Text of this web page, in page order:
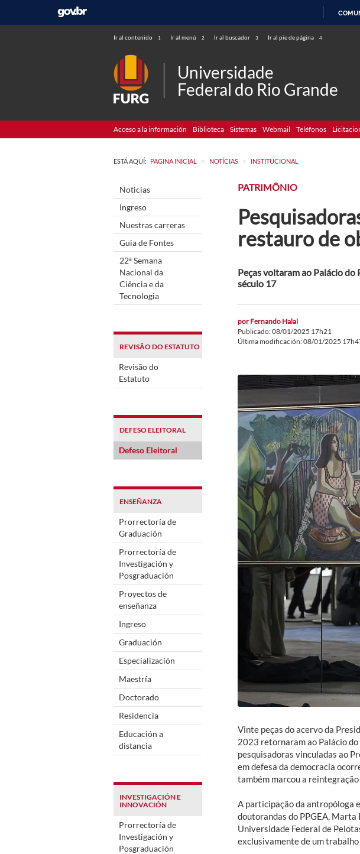
Ir al contenido 1 Ir al menú 2 Ir al buscador 3 Ir al pie de página 4
Universidade
Federal do Rio Grande
Acceso a la información Biblioteca Sistemas Webmail Teléfonos
ESTÁ AQUÍ: PAGINA INICIAL > NOTÍCIAS > INSTITUCIONAL
Noticias
Ingreso
Nuestras carreras
Guia de Fontes
22ª Semana
Nacional da
Ciência e da
Tecnologia
REVISÃO DO ESTATUTO
Revisão do
Estatuto
DEFESO ELEITORAL
Defeso Eleitoral
ENSEÑANZA
Prorrectoría de
Graduación
Prorrectoría de
Investigación y
Posgraduación
Proyectos de
enseñanza
Ingreso
Graduación
Especialización
Maestría
Doctorado
Residencia
Educación a
distancia
INVESTIGACIÓN E
INNOVACIÓN
Prorrectoría de
Investigación y
Posgraduación
PATRIMÔNIO
restauro de
Peças voltaram ao Palácio
século 17
por Fernando Halal
Publicado: 08/01/2025 17h21
Última modificación: 08/01/2025
Vinte peças do acervo da
2023 retornaram ao Palácio
pesquisadoras vinculadas ao
em defesa da democracia
também marcou a
A participação da antropóloga
doutorandas do PPGEA,
Universidade Federal de
exclusivamente de um